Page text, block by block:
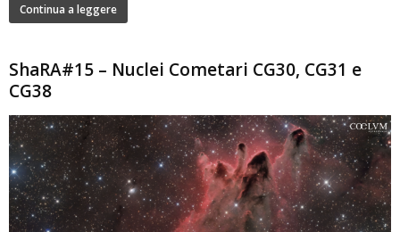
Continua a leggere
ShaRA#15 – Nuclei Cometari CG30, CG31 e
CG38